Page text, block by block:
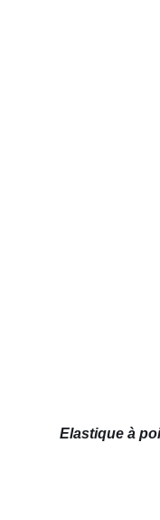
Elastique à